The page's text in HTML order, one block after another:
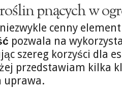
pnących w
cenny
pozwala na
szereg korzyści dla
przedstawiam kilka
uprawa.